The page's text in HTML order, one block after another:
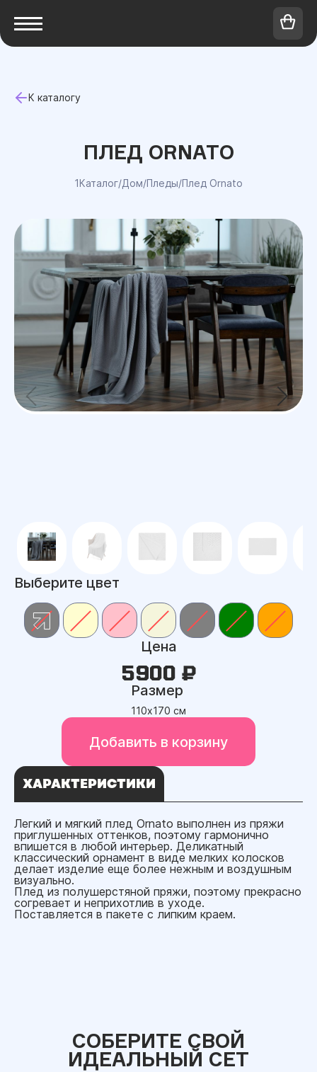
К каталогу
ПЛЕД ORNATO
1Каталог/Дом/Пледы/Плед Ornato
Выберите цвет
Цена
5900 ₽
Размер
110х170 см
Добавить в корзину
ХАРАКТЕРИСТИКИ
Легкий и мягкий плед Ornato выполнен из пряжи
приглушенных оттенков, поэтому гармонично
впишется в любой интерьер. Деликатный
классический орнамент в виде мелких колосков
делает изделие еще более нежным и воздушным
визуально.
Плед из полушерстяной пряжи, поэтому прекрасно
согревает и неприхотлив в уходе.
Поставляется в пакете с липким краем.
СОБЕРИТЕ СВОЙ
ИДЕАЛЬНЫЙ СЕТ